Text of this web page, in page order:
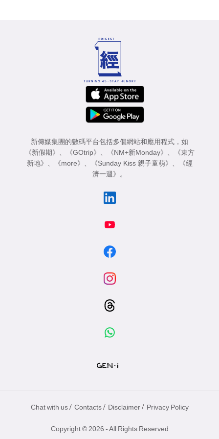
新傳媒集團的數碼平台包括多個網站和應用程式，如
《新假期》
《GOtrip》 《NM+新Monday》
《東方
新地》
《more》 《Sunday Kiss 親子童萌》
《經
濟一週》
。
Chat with us / Contacts / Disclaimer / Privacy Policy
Copyright © 2026 - All Rights Reserved